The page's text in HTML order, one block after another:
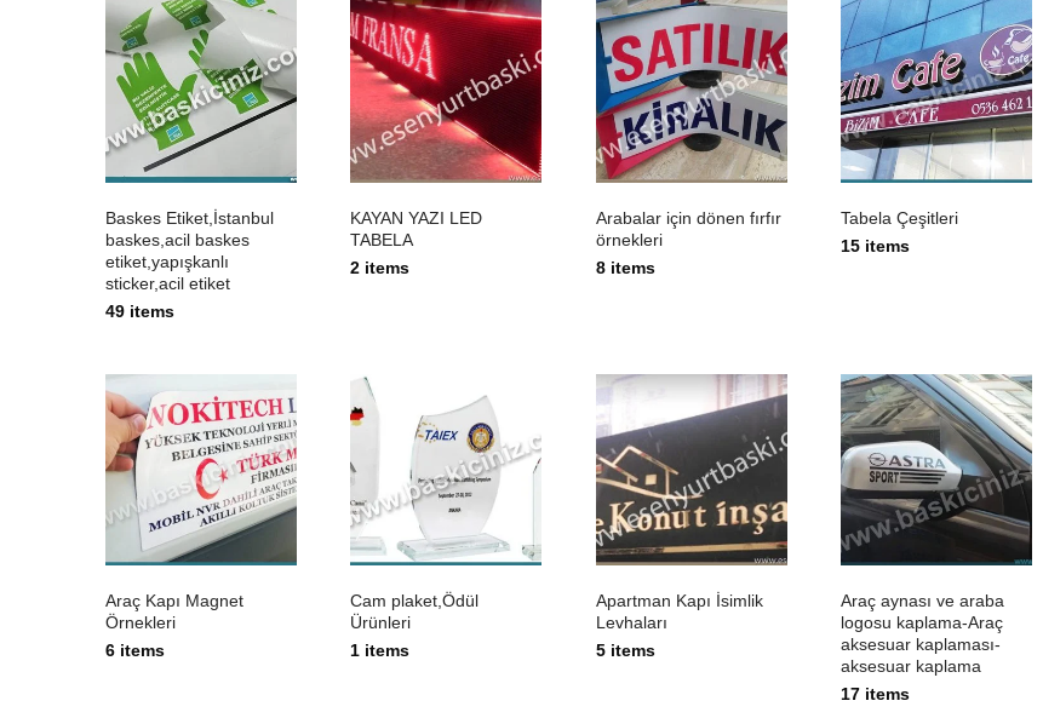
Baskes Etiket,İstanbul
baskes,acil baskes
etiket,yapışkanlı
sticker,acil etiket
49 items
KAYAN YAZI LED
TABELA
2 items
Arabalar için dönen fırfır
örnekleri
8 items
Tabela Çeşitleri
15 items
Araç Kapı Magnet
Örnekleri
6 items
Cam plaket,Ödül
Ürünleri
1 items
Apartman Kapı İsimlik
Levhaları
5 items
Araç aynası ve araba
logosu kaplama-Araç
aksesuar kaplaması-
aksesuar kaplama
17 items